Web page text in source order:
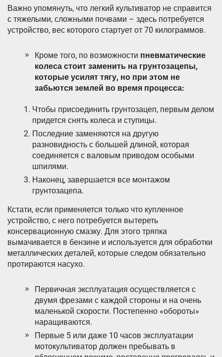
Важно упомянуть, что легкий культиватор не справится
с тяжелыми, сложными почвами – здесь потребуется
устройство, вес которого стартует от 70 килограммов.
Кроме того, по возможности пневматические
колеса стоит заменить на грунтозацепы,
которые усилят тягу, но при этом не
забьются землей во время процесса:
Чтобы присоединить грунтозацеп, первым делом
придется снять колеса и ступицы.
Последние заменяются на другую
разновидность с большей длиной, которая
соединяется с валовым приводом особыми
шпилями.
Наконец, завершается все монтажом
грунтозацепа.
Кстати, если применяется только что купленное
устройство, с него потребуется вытереть
консервационную смазку. Для этого тряпка
вымачивается в бензине и используется для обработки
металлических деталей, которые следом обязательно
протираются насухо.
Первичная эксплуатация осуществляется с
двумя фрезами с каждой стороны и на очень
маленькой скорости. Постепенно «обороты»
наращиваются.
Первые 5 или даже 10 часов эксплуатации
мотокультиватор должен пребывать в